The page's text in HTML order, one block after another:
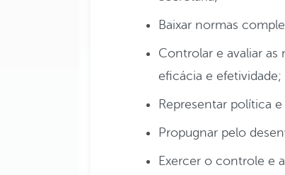
Baixar normas
Controlar e avaliar
eficácia e efetividade;
Representar política
Propugnar pelo
Exercer o controle e